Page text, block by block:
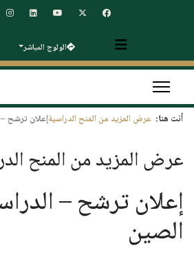
الولوج المباشر
أنت هنا: عرض المزيد من المنح الدراسيةإعلان ترشح
عرض المزيد من المنح
إعلان ترشح –
الصين